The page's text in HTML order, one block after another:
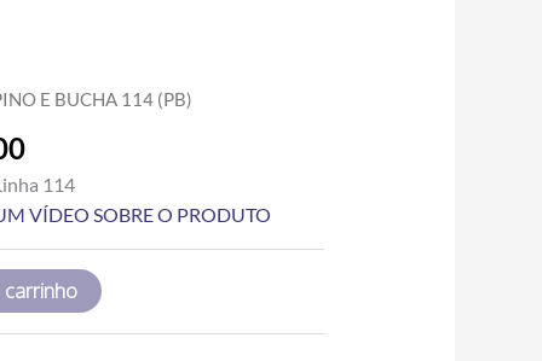
E BUCHA 114 (PB)
Price
R$4.85
through
R$188.00
114
VÍDEO SOBRE O PRODUTO